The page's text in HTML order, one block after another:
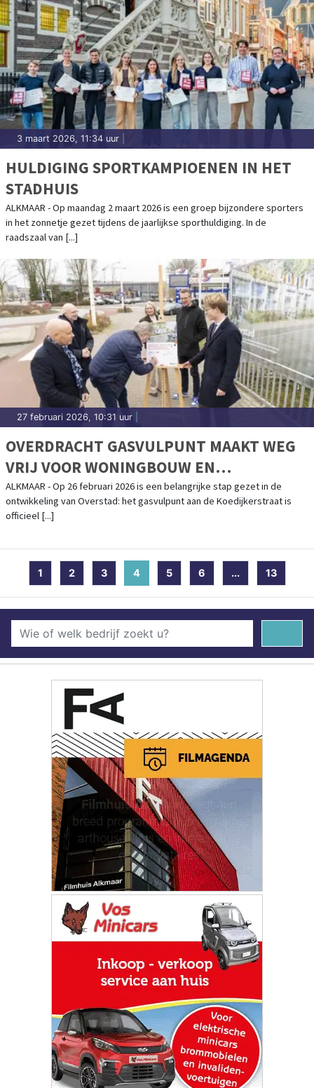
3 maart 2026, 11:34 uur
HULDIGING SPORTKAMPIOENEN IN HET
STADHUIS
ALKMAAR - Op maandag 2 maart 2026 is een groep bijzondere sporters
in het zonnetje gezet tijdens de jaarlijkse sporthuldiging. In de
raadszaal van [...]
27 februari 2026, 10:31 uur
OVERDRACHT GASVULPUNT MAAKT WEG
VRIJ VOOR WONINGBOUW EN
ONTWIKKELING OVERSTAD
ALKMAAR - Op 26 februari 2026 is een belangrijke stap gezet in de
ontwikkeling van Overstad: het gasvulpunt aan de Koedijkerstraat is
officieel [...]
1 2 3 4 (current)
5 6 ... 13